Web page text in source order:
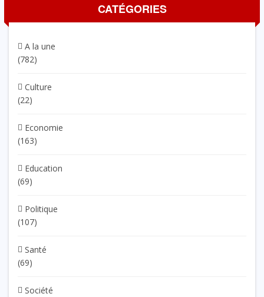
CATÉGORIES
A la une
(782)
Culture
(22)
Economie
(163)
Education
(69)
Politique
(107)
Santé
(69)
Société